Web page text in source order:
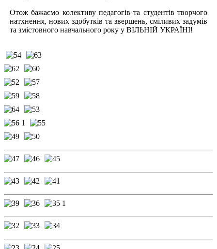
Отож бажаємо колективу педагогів та студентів творчого
натхнення, нових здобутків та звершень, сміливих задумів
та змістовного навчального року у ВІЛЬНІЙ УКРАЇНІ!